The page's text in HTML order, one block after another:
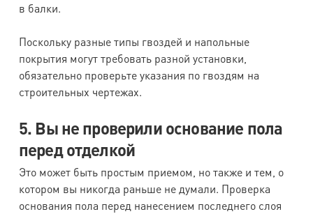
в балки.
Поскольку разные типы гвоздей и напольные
покрытия могут требовать разной установки,
обязательно проверьте указания по гвоздям на
строительных чертежах.
5. Вы не проверили основание пола
перед отделкой
Это может быть простым приемом, но также и тем, о
котором вы никогда раньше не думали. Проверка
основания пола перед нанесением последнего слоя